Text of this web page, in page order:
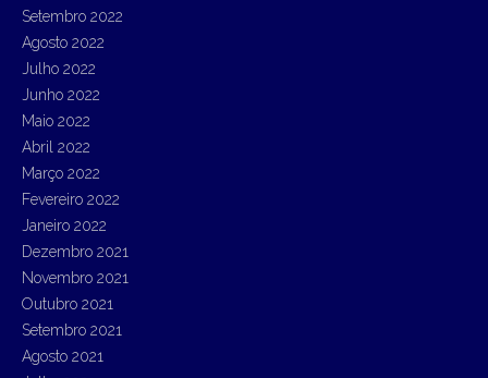
Setembro 2022
Agosto 2022
Julho 2022
Junho 2022
Maio 2022
Abril 2022
Março 2022
Fevereiro 2022
Janeiro 2022
Dezembro 2021
Novembro 2021
Outubro 2021
Setembro 2021
Agosto 2021